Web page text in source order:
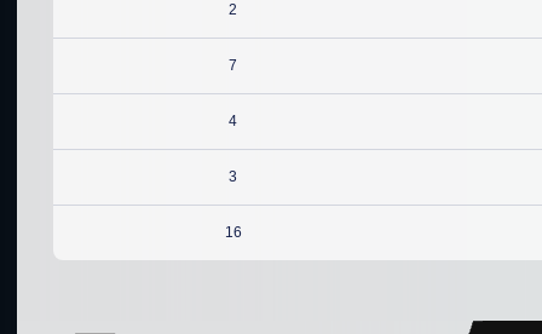
2
7
4
3
16